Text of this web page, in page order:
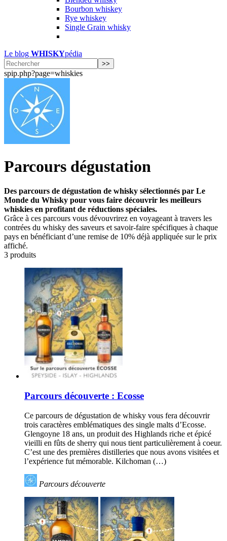
Bourbon whiskey
Rye whiskey
Single Grain whisky
Le blog WHISKYpédia
spip.php?page=whiskies
Parcours dégustation
Des parcours de dégustation de whisky sélectionnés par Le
Monde du Whisky pour vous faire découvrir les meilleurs
whiskies en profitant de réductions spéciales.
Grâce à ces parcours vous dévouvrirez en voyageant à travers les
contrées du whisky des saveurs et savoir-faire spécifiques à chaque
pays en bénéficiant d’une remise de 10% déjà appliquée sur le prix
affiché.
3 produits
Parcours découverte : Ecosse
Ce parcours de dégustation de whisky vous fera découvrir
trois caractères emblématiques des single malts d’Ecosse.
Glengoyne 18 ans, un produit des Highlands riche et épicé
vieilli en fûts de sherry qui nous tient particulièrement à coeur.
C’est une des premières distilleries que nous avons visitées et
l’expérience fut mémorable. Kilchoman (…)
Parcours découverte